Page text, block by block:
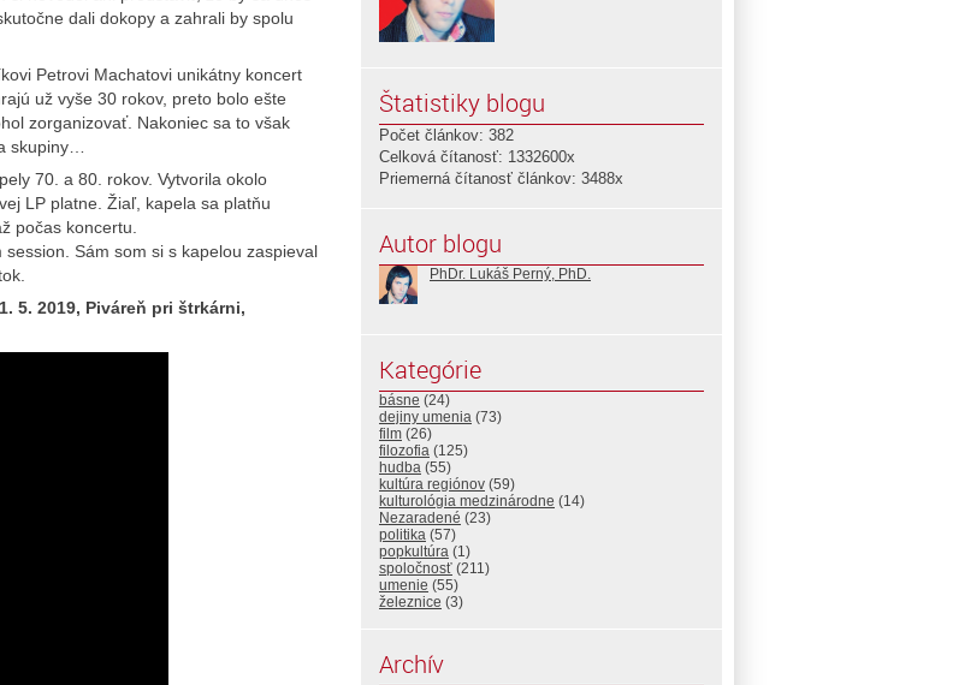
dali dokopy a zahrali by spolu
Petrovi Machatovi unikátny koncert
už vyše 30 rokov, preto bolo ešte
zorganizovať. Nakoniec sa to však
skupiny…
70. a 80. rokov. Vytvorila okolo
LP platne. Žiaľ, kapela sa platňu
počas koncertu.
Sám som si s kapelou zaspieval
5. 2019, Piváreň pri štrkárni,
Štatistiky blogu
Počet článkov: 382
Celková čítanosť: 1332600x
Priemerná čítanosť článkov: 3488x
Autor blogu
PhDr. Lukáš Perný, PhD.
Kategórie
básne (24)
dejiny umenia (73)
film (26)
filozofia (125)
hudba (55)
kultúra regiónov (59)
kulturológia medzinárodne (14)
Nezaradené (23)
politika (57)
popkultúra (1)
spoločnosť (211)
umenie (55)
železnice (3)
Archív